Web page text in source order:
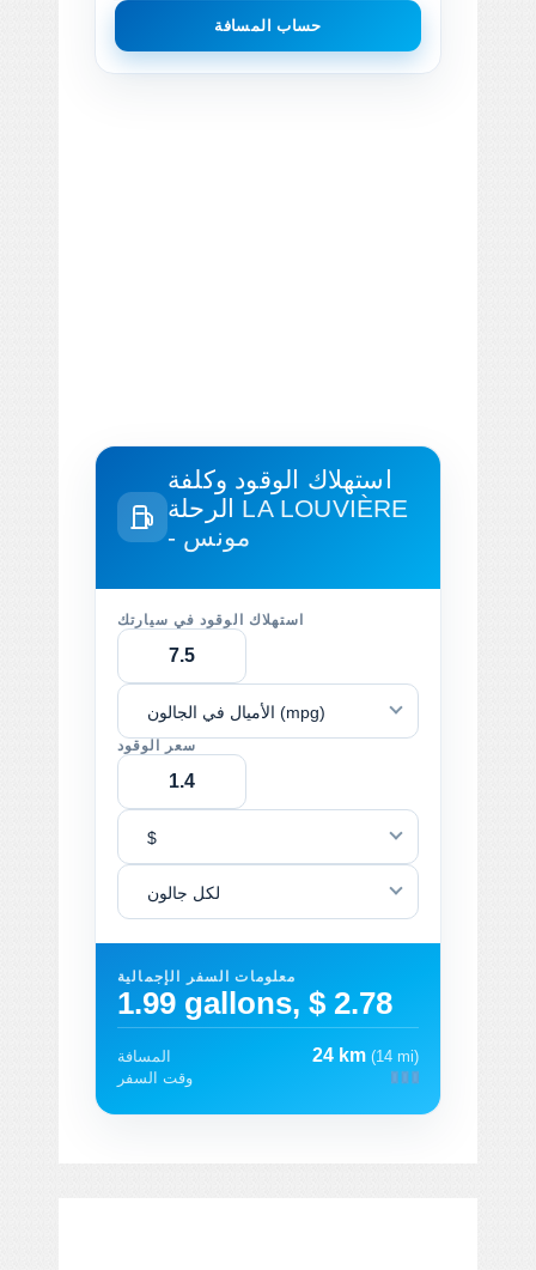
حساب المسافة
استهلاك الوقود وكلفة
LA LOUVIÈRE
- مونس
استهلاك الوقود في سيارتك
الأميال في الجالون (mpg)
سعر الوقود
$
لكل جالون
معلومات السفر الإجمالية
1.99 gallons, $ 2.78
المسافة 24 km (14 mi)
وقت السفر